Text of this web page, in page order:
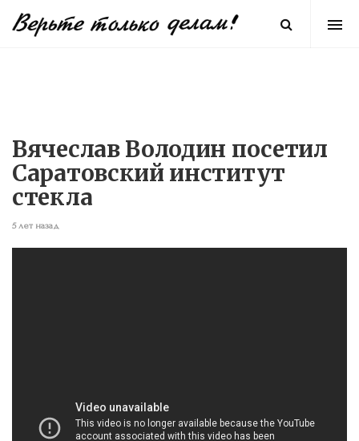
Вячеслав Володин посетил
Саратовский институт
стекла
5 лет назад